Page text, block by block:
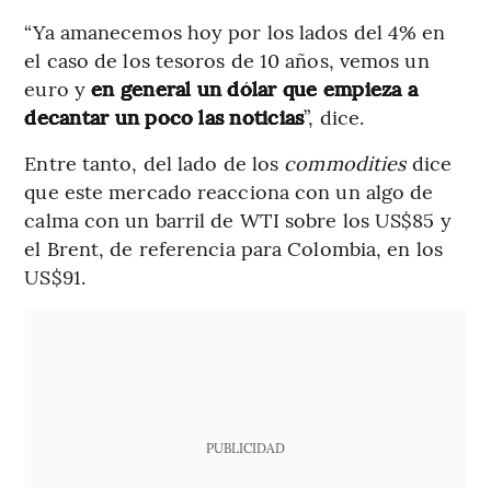
“Ya amanecemos hoy por los lados del 4% en
el caso de los tesoros de 10 años, vemos un
euro yen general un dólar que empieza a
decantar un poco las noticias”, dice.
Entre tanto, del lado de los commoditiesdice
que este mercado reacciona con un algo de
calma con un barril de WTI sobre los US$85 y
el Brent, de referencia para Colombia, en los
US$91.
PUBLICIDAD